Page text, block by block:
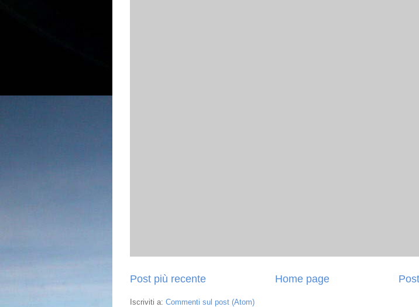
Post più recente Home page
Iscriviti a: Commenti sul post (Atom)